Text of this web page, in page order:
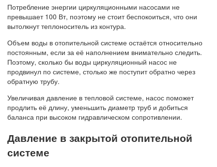
Потребление энергии циркуляционными насосами не
превышает 100 Вт, поэтому не стоит беспокоиться, что они
вытолкнут теплоноситель из контура.
Объем воды в отопительной системе остаётся относительно
постоянным, если за её наполнением внимательно следить.
Поэтому, сколько бы воды циркуляционный насос не
продвинул по системе, столько же поступит обратно через
обратную трубу.
Увеличивая давление в тепловой системе, насос поможет
продлить её длину, уменьшить диаметр труб и добиться
баланса при высоком гидравлическом сопротивлении.
Давление в закрытой отопительной
системе